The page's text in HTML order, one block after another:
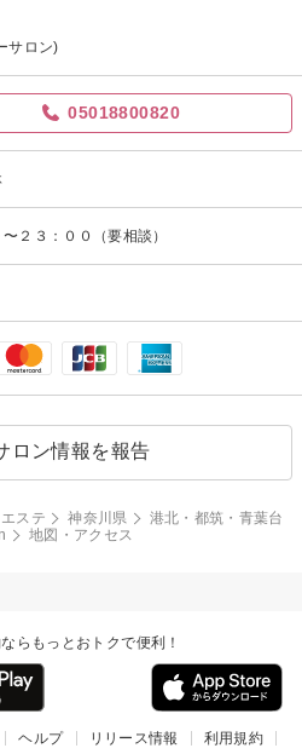
サロン)
05018800820
２３：００（要相談）
ロン情報を報告
ステ 神奈川県
港北・都筑・青葉台
地図・アクセス
らもっとおトクで便利！
ヘルプ リリース情報
利用規約